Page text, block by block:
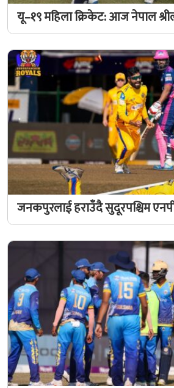
यू–१९ महिला क्रिकेट: आज नेपाल
जनकपुरलाई हराउँदै सुदूरपश्चिम